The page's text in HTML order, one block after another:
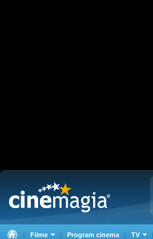
Filme Program cinema TV